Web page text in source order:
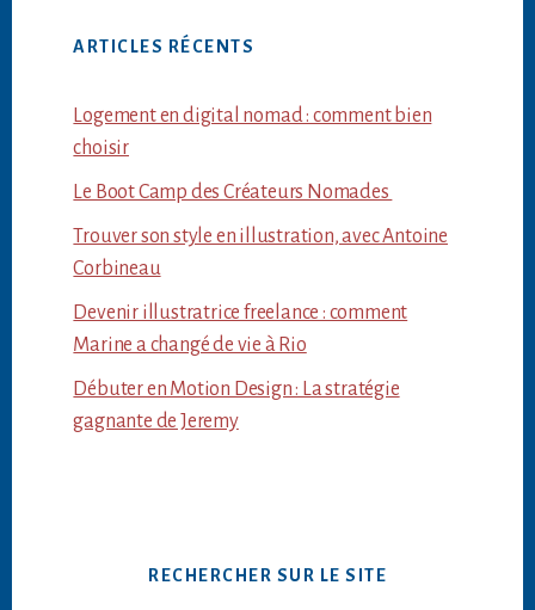
ARTICLES RÉCENTS
Logement en digital nomad : comment bien
choisir
Le Boot Camp des Créateurs Nomades
Trouver son style en illustration, avec Antoine
Corbineau
Devenir illustratrice freelance : comment
Marine a changé de vie à Rio
Débuter en Motion Design : La stratégie
gagnante de Jeremy
RECHERCHER SUR LE SITE